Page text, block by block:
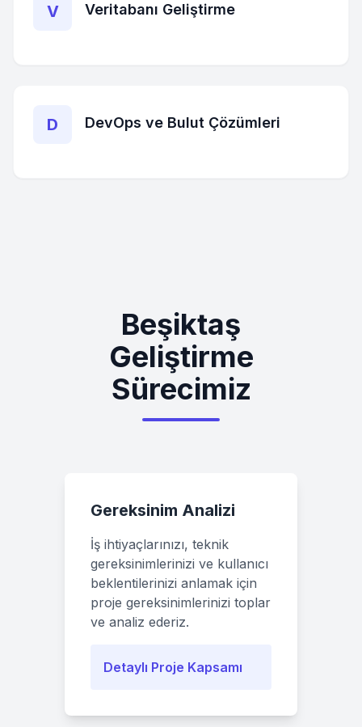
V Veritabanı Geliştirme
D DevOps ve Bulut Çözümleri
Beşiktaş
Geliştirme
Sürecimiz
Gereksinim Analizi
İş ihtiyaçlarınızı, teknik
gereksinimlerinizi ve kullanıcı
beklentilerinizi anlamak için
proje gereksinimlerinizi toplar
ve analiz ederiz.
Detaylı Proje Kapsamı